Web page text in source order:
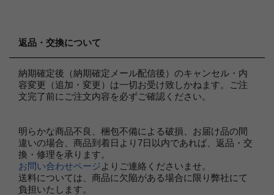
返品・交換について
納期確定後（納期確定メール配信後）のキャンセル・内
容変更（追加・変更）は一切お受け致しかねます。ご注
文完了前にご注文内容を必ずご確認ください。
明らかな商品不良、梱包不備による破損、お届け品の間
違いの場合、商品到着日より7日以内であれば、返品・交
換・修理を承ります。
お問い合わせページよりご連絡くださいませ。
送料については、商品に欠陥がある場合に限り弊社にて
負担いたします。